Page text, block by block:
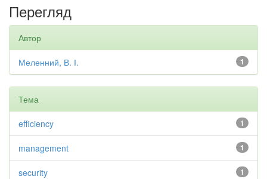
Перегляд
Автор
1
Меленний, В. І.
Тема
1
efficiency
1
management
1
security